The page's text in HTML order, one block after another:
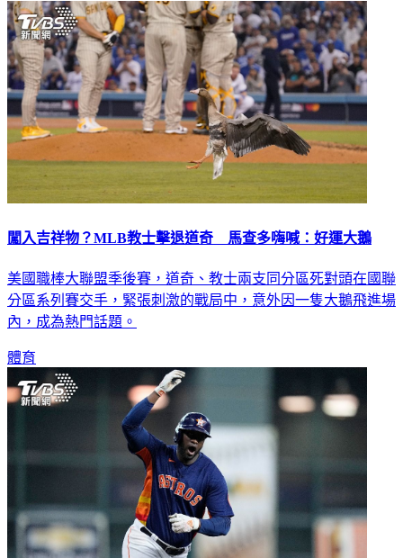
闖入吉祥物？MLB教士擊退道奇 馬查多嗨喊：好運大鵝
美國職棒大聯盟季後賽，道奇、教士兩支同分區死對頭在國聯
分區系列賽交手，緊張刺激的戰局中，意外因一隻大鵝飛進場
內，成為熱門話題。
體育